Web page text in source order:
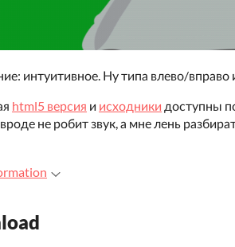
интуитивное. Ну типа влево/
html5 версия и исходники доступны
не робит звук, а мне лень